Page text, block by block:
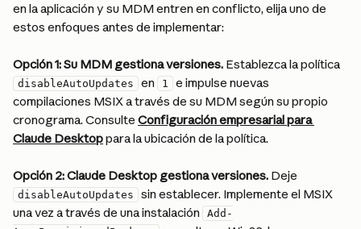
en la aplicación y su MDM entren en conflicto, elija uno de
estos enfoques antes de implementar:
Opción 1: Su MDM gestiona versiones. Establezca la política
disableAutoUpdates en 1
e impulse nuevas
compilaciones MSIX a través de su MDM según su propio
cronograma. Consulte Configuración empresarial para
Claude Desktop para la ubicación de la política.
Opción 2: Claude Desktop gestiona versiones. Deje
disableAutoUpdates
sin establecer. Implemente el MSIX
una vez a través de una instalación
Add-